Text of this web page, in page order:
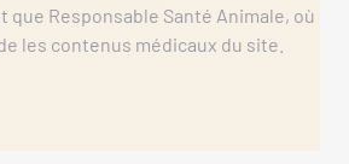
que Responsable Santé Animale, où
les contenus médicaux du site.